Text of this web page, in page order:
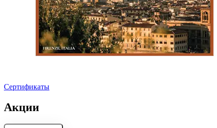
Сертификаты
Акции